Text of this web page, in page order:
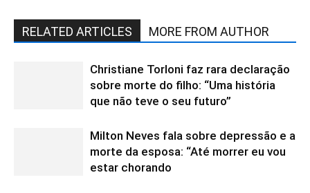
RELATED ARTICLES MORE FROM AUTHOR
Christiane Torloni faz rara declaração
sobre morte do filho: “Uma história
que não teve o seu futuro”
Milton Neves fala sobre depressão e a
morte da esposa: “Até morrer eu vou
estar chorando